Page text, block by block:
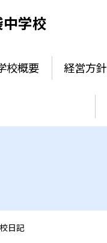
学校
校概要 経営方針
日記